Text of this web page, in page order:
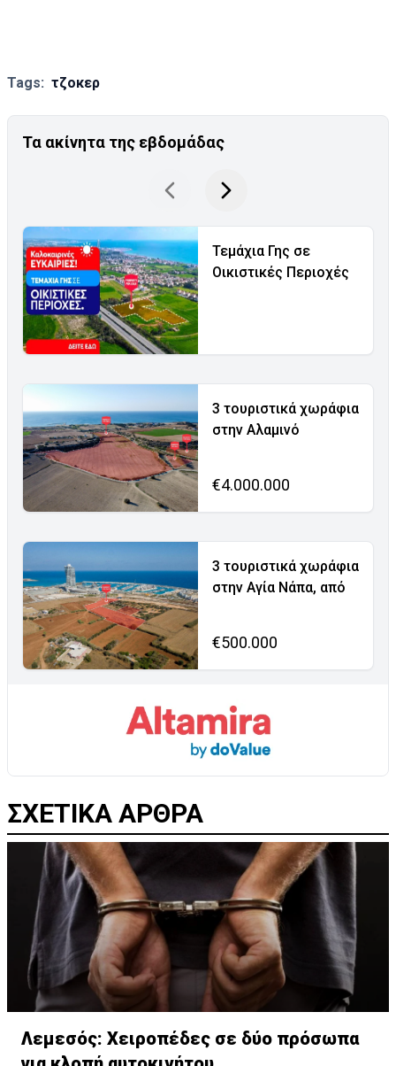
Tags: τζοκερ
Τα ακίνητα της εβδομάδας
Τεμάχια Γης σε
Οικιστικές Περιοχές
3 τουριστικά χωράφια
στην Αλαμινό
€4.000.000
3 τουριστικά χωράφια
στην Αγία Νάπα, από
€500.000
ΣΧΕΤΙΚΑ ΑΡΘΡΑ
Λεμεσός: Χειροπέδες σε δύο πρόσωπα